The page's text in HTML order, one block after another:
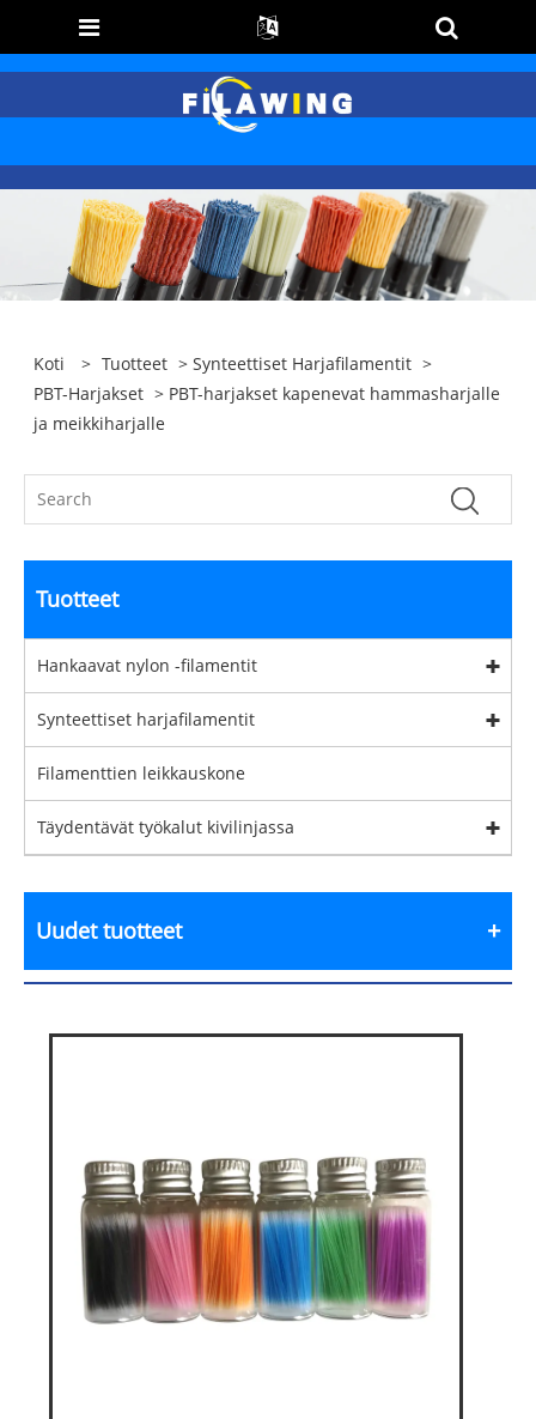
Koti > Tuotteet >Synteettiset Harjafilamentit >
PBT-Harjakset > PBT-harjakset kapenevat hammasharjalle
ja meikkiharjalle
Tuotteet
Hankaavat nylon -filamentit
Synteettiset harjafilamentit
Filamenttien leikkauskone
Täydentävät työkalut kivilinjassa
Uudet tuotteet